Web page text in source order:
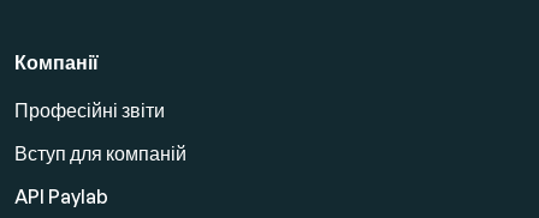
Компанії
Професійні звіти
Вступ для компаній
API Paylab